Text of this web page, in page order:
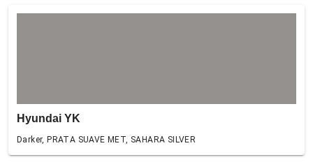
Hyundai YK
Darker, PRATA SUAVE MET, SAHARA SILVER